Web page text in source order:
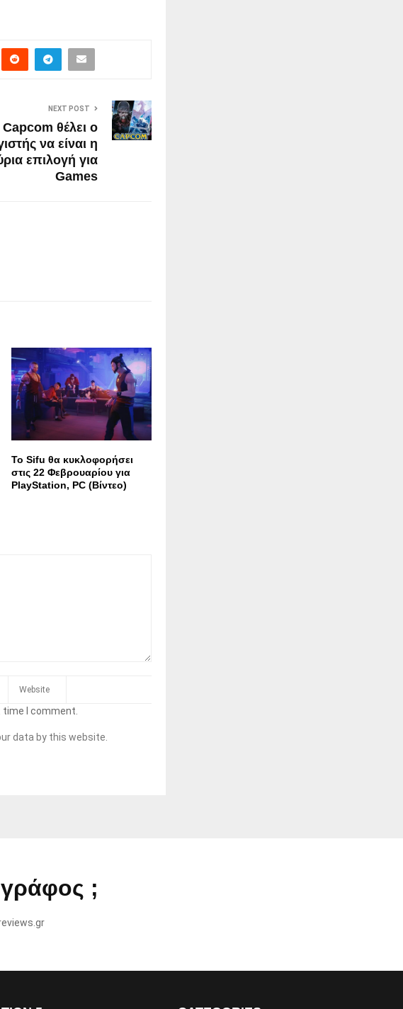
NEXT POST
θέλει ο
να είναι η
επιλογή για
Games
Το Sifu θα κυκλοφορήσει
στις 22 Φεβρουαρίου για
PlayStation, PC (Βίντεο)
time I comment.
data by this website.
;